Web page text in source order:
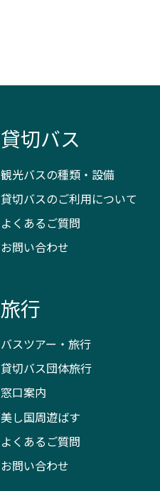
貸切バス
観光バスの種類・設備
貸切バスのご利用について
よくあるご質問
お問い合わせ
旅行
バスツアー・旅行
貸切バス団体旅行
窓口案内
美し国周遊ばす
よくあるご質問
お問い合わせ